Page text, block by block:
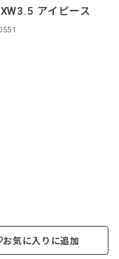
アイピース
お気に入りに追加